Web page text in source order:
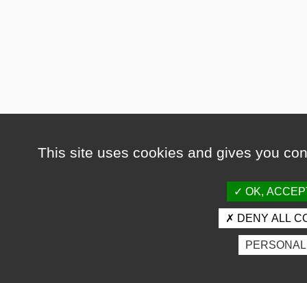
This site uses cookies and gives you
OK,
DENY ALL